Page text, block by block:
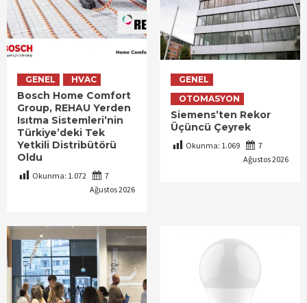
GENEL HVAC
Bosch Home Comfort
Group, REHAU Yerden
Isıtma Sistemleri’nin
Türkiye’deki Tek
Yetkili Distribütörü
Oldu
Okunma: 1.072
7
Ağustos 2026
GENEL
OTOMASYON
Siemens’ten Rekor
Üçüncü Çeyrek
Okunma: 1.069
7
Ağustos 2026